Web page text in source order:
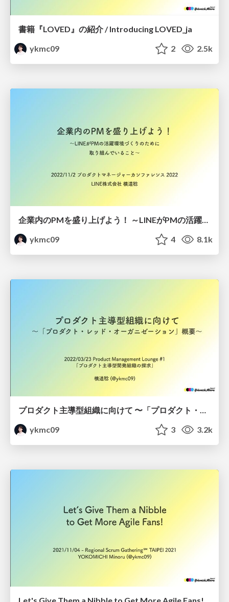
書籍『LOVED』の紹介 / Introducing LOVED_ja
ykmc09
2 2.5k
ykmc09
4 8.1k
プロダクト主導型組織に向けて 〜「プロダクト・レッド・オーガニゼーション」概要〜 / Product-led Organization
ykmc09
3 3.2k